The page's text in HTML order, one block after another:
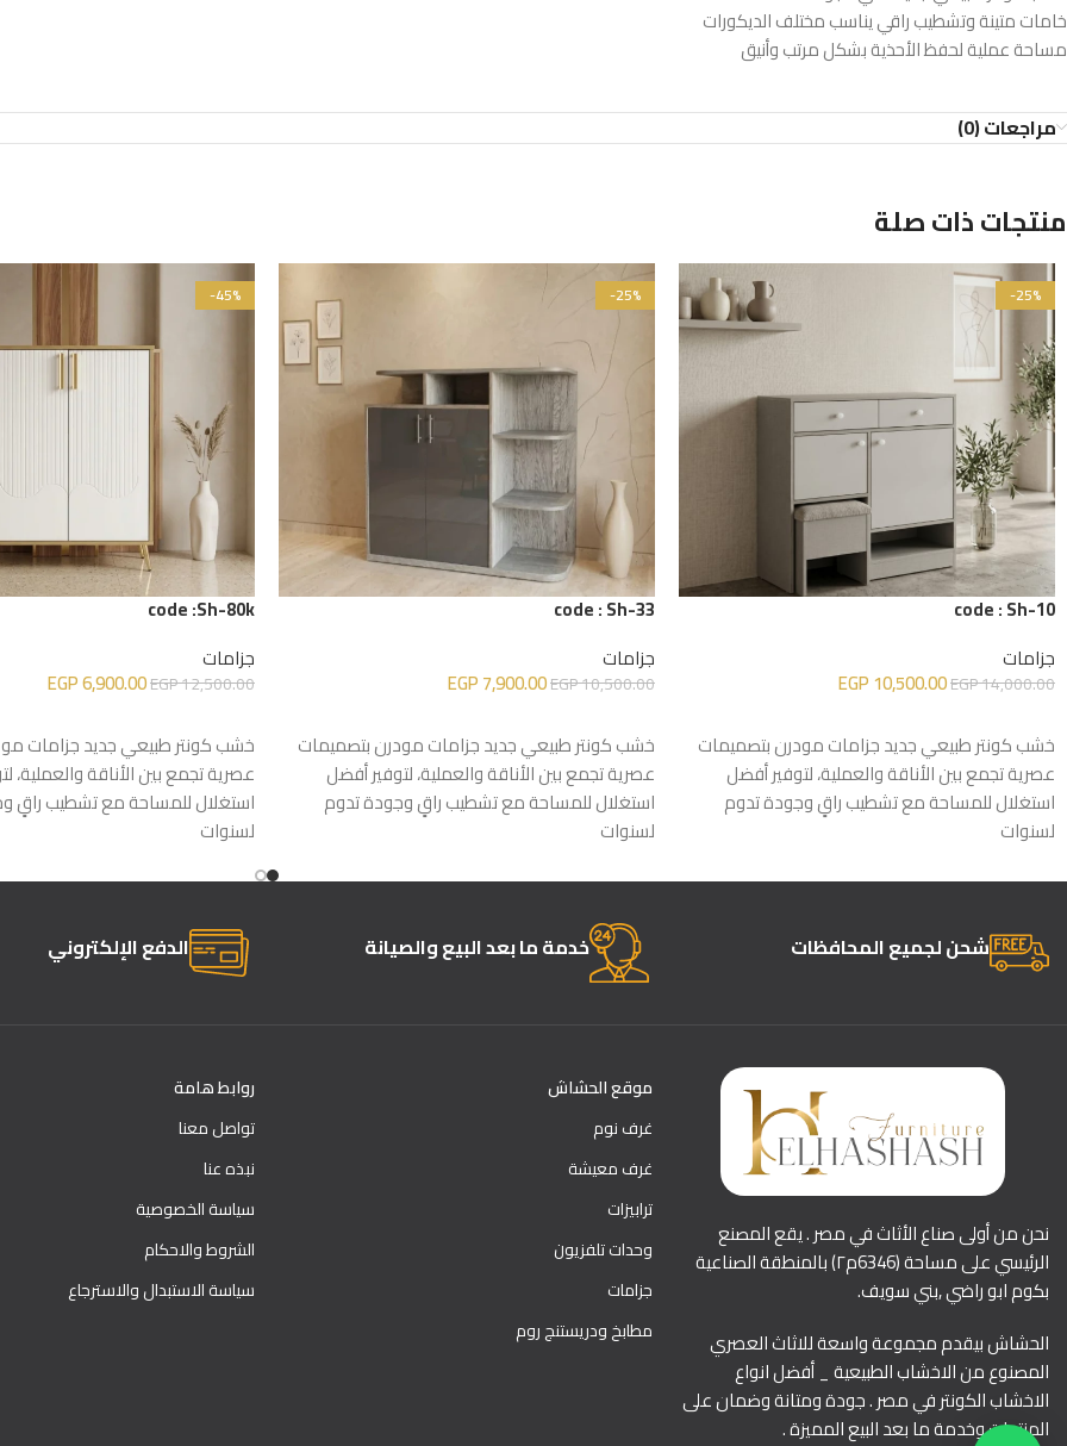
خامات متينة وتشطيب راقي يناسب مختلف الديكورات
مساحة عملية لحفظ الأحذية بشكل مرتب وأنيق
مراجعات (0)
منتجات ذات صلة
-25%
code : Sh-10
جزامات
EGP14,000.00
EGP10,500.00
خشب كونتر طبيعي جديد جزامات مودرن بتصميمات
عصرية تجمع بين الأناقة والعملية، لتوفير أفضل
استغلال للمساحة مع تشطيب راقٍ وجودة تدوم
لسنوات
-25%
code : Sh-33
جزامات
EGP10,500.00
EGP7,900.00
خشب كونتر طبيعي جديد جزامات مودرن بتصميمات
عصرية تجمع بين الأناقة والعملية، لتوفير أفضل
استغلال للمساحة مع تشطيب راقٍ وجودة تدوم
لسنوات
-45%
code :Sh-80k
جزامات
EGP12,500.00
EGP6,900.00
خشب كونتر طبيعي جديد جزامات
عصرية تجمع بين الأناقة والعملية،
استغلال للمساحة مع تشطيب راقٍ
لسنوات
شحن لجميع المحافظات خدمة ما بعد البيع والصيانة الدفع الإلكتروني
نحن من أولى صناع الأثاث في مصر . يقع المصنع
الرئيسي على مساحة (6346م٢) بالمنطقة الصناعية
بكوم ابو راضي ,بني سويف.
الحشاش بيقدم مجموعة واسعة للاثاث العصري
المصنوع من الاخشاب الطبيعية _ أفضل انواع
الاخشاب الكونتر في مصر . جودة ومتانة وضمان على
المنتجات وخدمة ما بعد البيع المميزة .
موقع الحشاش
غرف نوم
غرف معيشة
ترابيزات
وحدات تلفزيون
جزامات
مطابخ ودريستنج روم
روابط هامة
تواصل معنا
نبذه عنا
سياسة الخصوصية
الشروط والاحكام
سياسة الاستبدال والاسترجاع